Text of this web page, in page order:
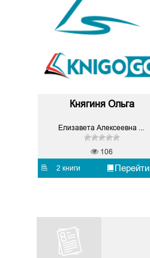
Княгиня Ольга
Елизавета Алексеевна Дворецкая
2 книги Перейти
106